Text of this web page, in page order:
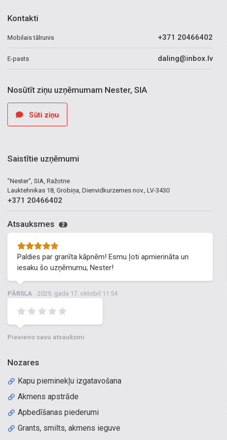
Kontakti
Mobilais tālrunis +371 20466402
E-pasts daling@inbox.lv
Nosūtīt ziņu uzņēmumam Nester, SIA
Sūti ziņu
Saistītie uzņēmumi
"Nester", SIA, Ražotne
Lauktehnikas 18, Grobiņa, Dienvidkurzemes nov., LV-3430
+371 20466402
Atsauksmes 2
Paldies par granīta kāpnēm! Esmu ļoti apmierināta un
iesaku šo uzņēmumu, Nester!
PĀRSLA 2025. gada 17. oktobrī 11:54
Pievieno savu atsauksmi
Nozares
Kapu pieminekļu izgatavošana
Akmens apstrāde
Apbedīšanas piederumi
Grants, smilts, akmens ieguve